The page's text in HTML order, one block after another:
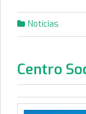
Notícias
Centro